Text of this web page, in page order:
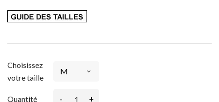
Choisissez
votre taille
Quantité - +